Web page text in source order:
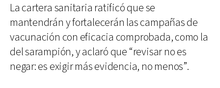
La cartera sanitaria ratificó que se
mantendrán y fortalecerán las campañas de
vacunación con eficacia comprobada, como la
del sarampión, y aclaró que “revisar no es
negar: es exigir más evidencia, no menos”.